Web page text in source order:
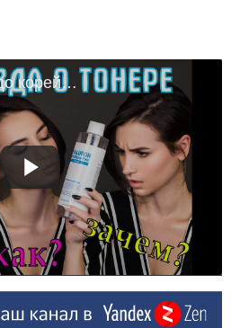
Тонер для лица. Чудо корейской косметики или маркетинговый ход?